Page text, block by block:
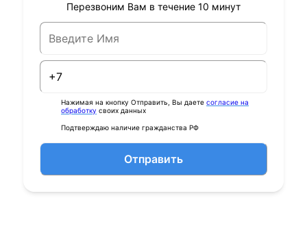
Перезвоним Вам в течение 10 минут
Нажимая на кнопку Отправить, Вы даете согласие на
обработку своих данных
Подтверждаю наличие гражданства РФ
Отправить